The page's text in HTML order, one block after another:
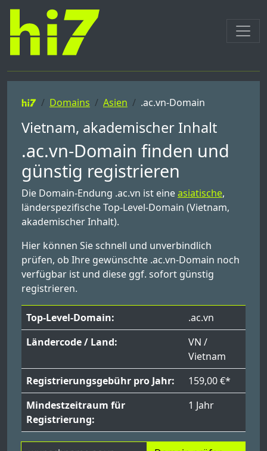
Domains Asien .ac.vn-Domain
Vietnam, akademischer Inhalt
.ac.vn-Domain finden und
günstig registrieren
Die Domain-Endung .ac.vn ist eineasiatische,
länderspezifische Top-Level-Domain (Vietnam,
akademischer Inhalt).
Hier können Sie schnell und unverbindlich
prüfen, ob Ihre gewünschte .ac.vn-Domain noch
verfügbar ist und diese ggf. sofort günstig
registrieren.
Top-Level-Domain:
.ac.vn
Ländercode / Land:
VN /
Vietnam
Registrierungsgebühr pro Jahr:
159,00 €*
Mindestzeitraum für
Registrierung:
1 Jahr